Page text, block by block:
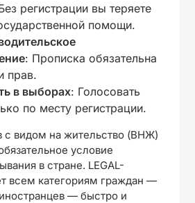
регистрации вы теряете
помощи.
: Прописка обязательна
прав.
в выборах: Голосовать
по месту регистрации.
с видом на жительство (ВНЖ)
условие
в стране. LEGAL-
всем категориям граждан —
— быстро и